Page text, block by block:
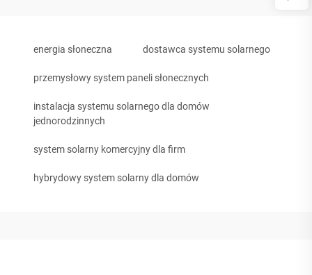
energia słoneczna dostawca systemu solarnego
przemysłowy system paneli słonecznych
instalacja systemu solarnego dla domów
jednorodzinnych
system solarny komercyjny dla firm
hybrydowy system solarny dla domów